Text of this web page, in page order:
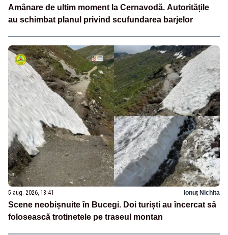
Amânare de ultim moment la Cernavodă. Autoritățile
au schimbat planul privind scufundarea barjelor
5 aug. 2026, 18:41 Ionuț Nichita
Scene neobișnuite în Bucegi. Doi turiști au încercat să
folosească trotinetele pe traseul montan